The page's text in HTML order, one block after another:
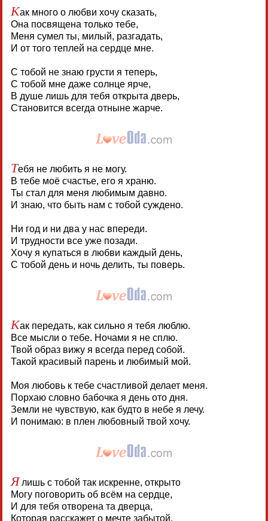
Как много о любви хочу сказать,
Она посвящена только тебе,
Меня сумел ты, милый, разгадать,
И от того теплей на сердце мне.
С тобой не знаю грусти я теперь,
С тобой мне даже солнце ярче,
В душе лишь для тебя открыта дверь,
Становится всегда отныне жарче.
Тебя не любить я не могу.
В тебе моё счастье, его я храню.
Ты стал для меня любимым давно.
И знаю, что быть нам с тобой суждено.
Ни год и ни два у нас впереди.
И трудности все уже позади.
Хочу я купаться в любви каждый день,
С тобой день и ночь делить, ты поверь.
Как передать, как сильно я тебя люблю.
Все мысли о тебе. Ночами я не сплю.
Твой образ вижу я всегда перед собой.
Такой красивый парень и любимый мой.
Моя любовь к тебе счастливой делает меня.
Порхаю словно бабочка я день ото дня.
Земли не чувствую, как будто в небе я лечу.
И понимаю: в плен любовный твой хочу.
Ялишь с тобой так искренне, открыто
Могу поговорить об всём на сердце,
И для тебя отворена та дверца,
Которая расскажет о мечте забытой.